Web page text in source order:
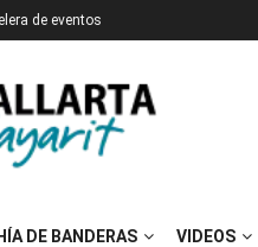
de eventos
DE BANDERAS VIDEOS